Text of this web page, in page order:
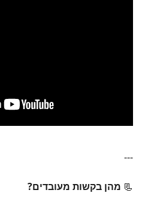
---
📃 מהן בקשות מעובדים?